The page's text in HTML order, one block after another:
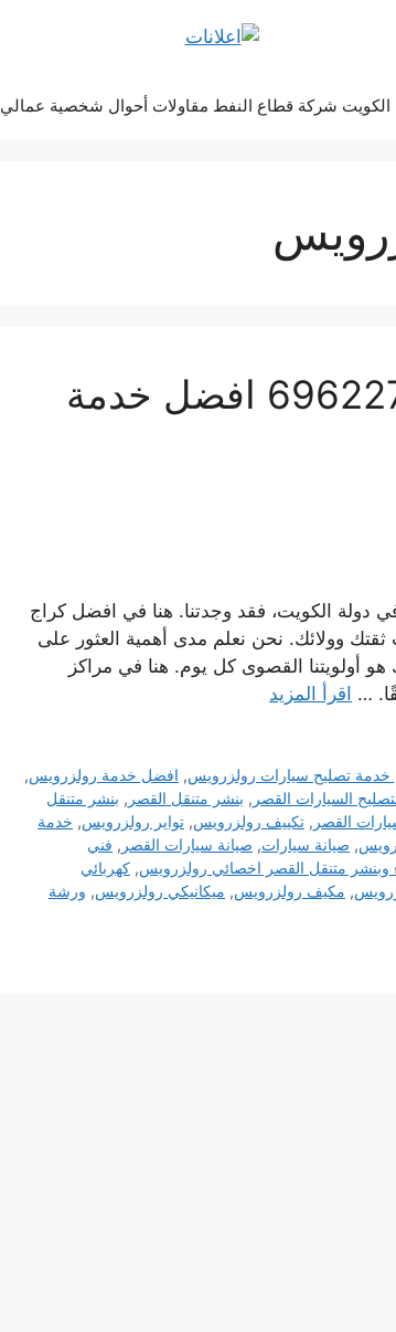
شركة قطاع النفط مقاولات أحوال شخصية عمالي
مراكز صيانة رولزرويس 69622745 افضل خدمة
دولة الكويت، فقد وجدتنا. هنا في افضل كراج
وولائك. نحن نعلم مدى أهمية العثور على
أولويتنا القصوى كل يوم. هنا في مراكز
… اقرأ المزيد
تصليح سيارات رولزرويس, افضل خدمة رولزرويس,
السيارات القصر , بنشر متنقل القصر , بنشر متنقل
القصر , تكييف رولزرويس, تواير رولزرويس, خدمة
, صيانة سيارات, صيانة سيارات القصر , فني
وبنشر متنقل القصر اخصائي رولزرويس, كهربائي
, مكيف رولزرويس, ميكانيكي رولزرويس, ورشة